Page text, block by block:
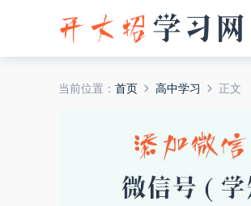
当前位置： 首页 高中学习 正文